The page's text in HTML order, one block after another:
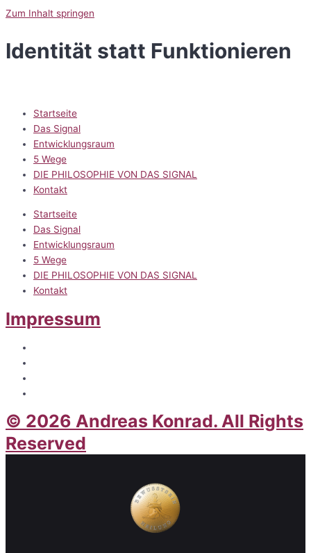
Zum Inhalt springen
Identität statt Funktionieren
Startseite
Das Signal
Entwicklungsraum
5 Wege
DIE PHILOSOPHIE VON DAS SIGNAL
Kontakt
Startseite
Das Signal
Entwicklungsraum
5 Wege
DIE PHILOSOPHIE VON DAS SIGNAL
Kontakt
Impressum
© 2026 Andreas Konrad. All Rights
Reserved